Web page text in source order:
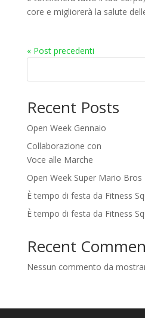
core e migliorerà la salute
« Post precedenti
Recent Posts
Open Week Gennaio
Collaborazione con
Voce alle Marche
Open Week Super Mario Bros
È tempo di festa da Fitness
È tempo di festa da Fitness
Recent
Nessun commento da